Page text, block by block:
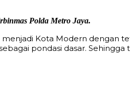
Polda Metro Jaya.
Kota Modern dengan
pondasi dasar. Sehingga